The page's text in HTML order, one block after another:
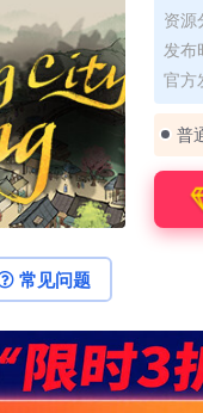
资
发布
官方
普
常见问题